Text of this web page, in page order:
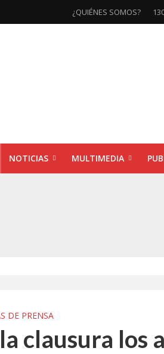
¿QUIÉNES SOMOS?
NOTICIAS MULTIMEDIA
‘130 aniversario’ en Las Palmas de Gran
DE PRENSA
clausura los